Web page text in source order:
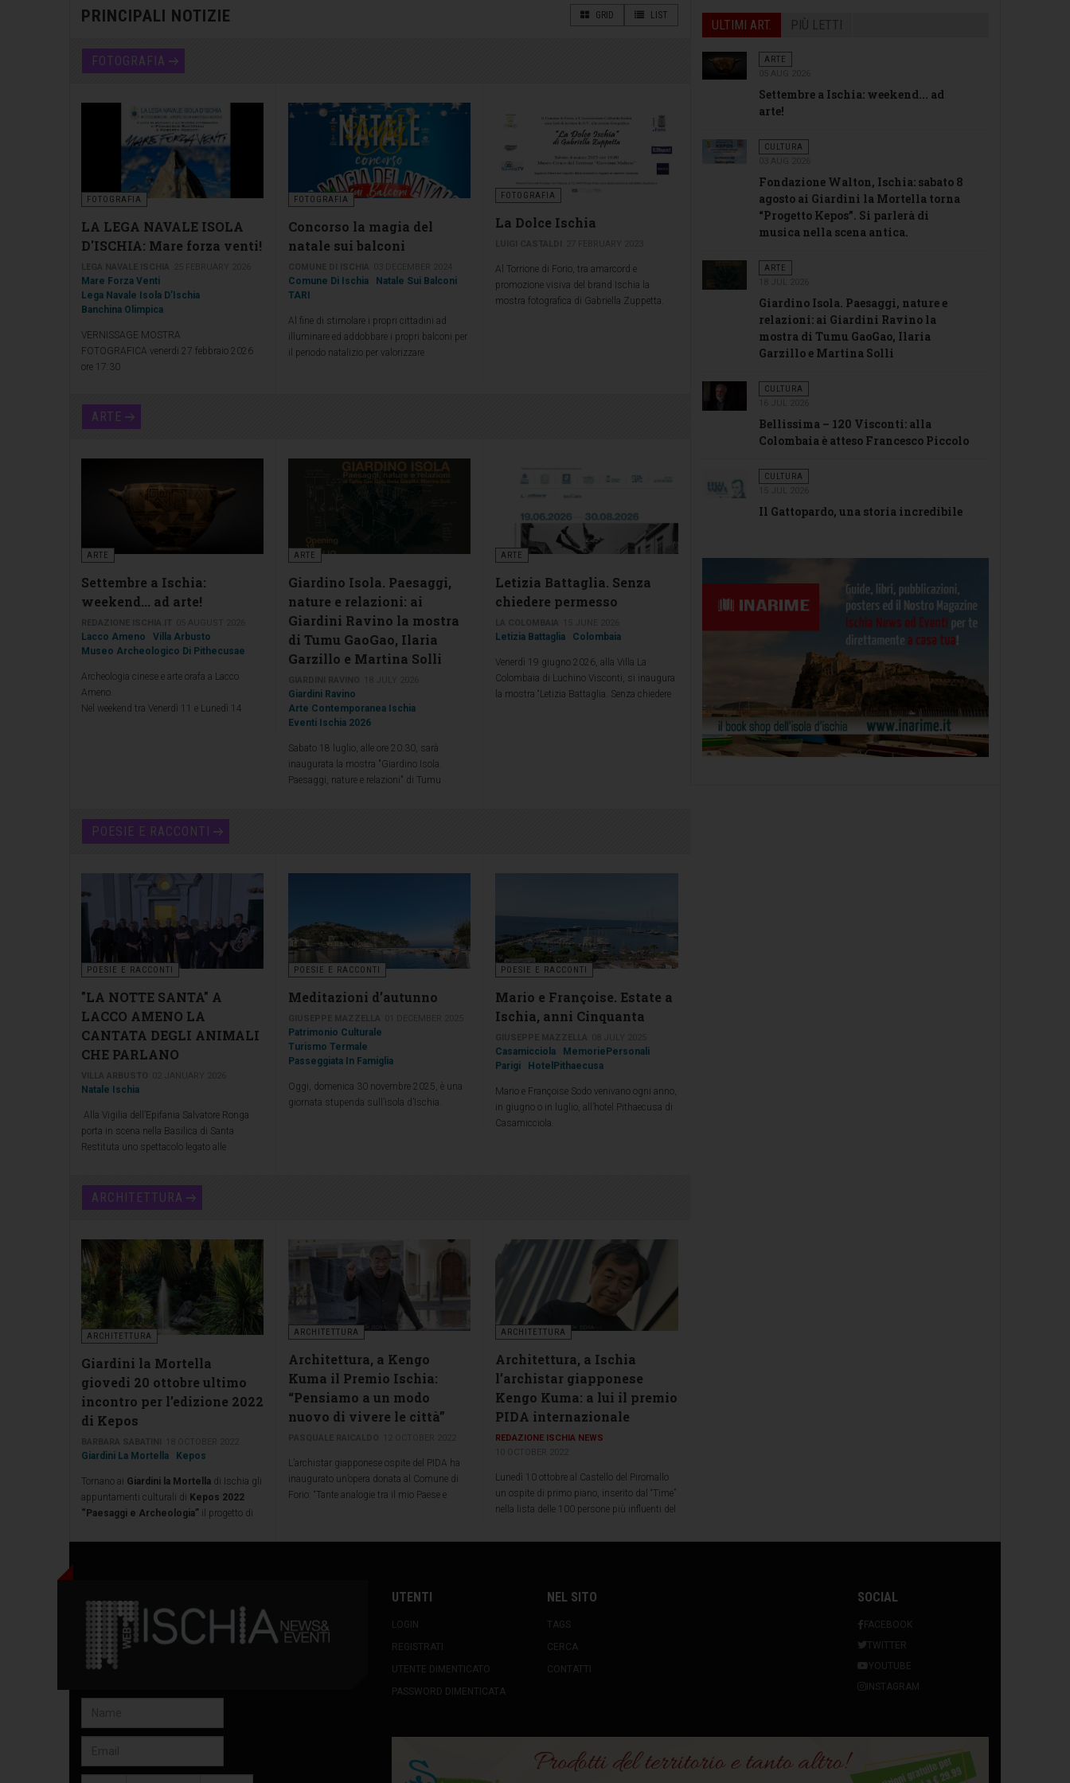
PRINCIPALI NOTIZIE GRID LIST
FOTOGRAFIA
FOTOGRAFIA
LA LEGA NAVALE ISOLA
D'ISCHIA: Mare forza venti!
Mare Forza Venti
Lega Navale Isola D’Ischia
Banchina Olimpica
VERNISSAGE MOSTRA
FOTOGRAFICA venerdi 27 febbraio 2026
ore 17:30
FOTOGRAFIA
Concorso la magia del
natale sui balconi
Comune Di Ischia
Natale Sui Balconi
TARI
Al fine di stimolare i propri cittadini ad
illuminare ed addobbare i propri balconi per
il periodo natalizio per valorizzare
saranno distinti nell’abbellire balconi,
finestre e davanzali, terrazzi e giardini
FOTOGRAFIA
La Dolce Ischia
Al Torrione di Forio, tra amarcord e
promozione visiva del brand Ischia la
mostra fotografica di Gabriella Zuppetta.
ARTE
ARTE
Settembre a Ischia:
weekend... ad arte!
Lacco Ameno
Villa Arbusto
Museo Archeologico Di Pithecusae
Archeologia cinese e arte orafa a Lacco
Ameno.
Nel weekend tra Venerdì 11 e Lunedì 14
giapponesi, avori e gioielli d’artista nel
primo appuntamento annuale con l'arte
ARTE
Giardino Isola. Paesaggi,
nature e relazioni: ai
Giardini Ravino la mostra
di Tumu GaoGao, Ilaria
Garzillo e Martina Solli
Giardini Ravino
Arte Contemporanea Ischia
Eventi Ischia 2026
Sabato 18 luglio, alle ore 20:30, sarà
inaugurata la mostra "Giardino Isola.
Paesaggi, nature e relazioni" di Tumu
ARTE
Letizia Battaglia. Senza
chiedere permesso
Letizia Battaglia Colombaia
Venerdì 19 giugno 2026, alla Villa La
Colombaia di Luchino Visconti, si inaugura
la mostra “Letizia Battaglia. Senza chiedere
POESIE E RACCONTI
POESIE E RACCONTI
"LA NOTTE SANTA" A
LACCO AMENO LA
CANTATA DEGLI ANIMALI
CHE PARLANO
Natale Ischia
Alla Vigilia dell’Epifania Salvatore Ronga
porta in scena nella Basilica di Santa
Restituta uno spettacolo legato alle
POESIE E RACCONTI
Meditazioni d’autunno
Patrimonio Culturale
Turismo Termale
Passeggiata In Famiglia
Oggi, domenica 30 novembre 2025, è una
giornata stupenda sull’isola d’Ischia.
POESIE E RACCONTI
Mario e Françoise. Estate a
Ischia, anni Cinquanta
Casamicciola
MemoriePersonali
Parigi
HotelPithaecusa
Mario e Françoise Sodo venivano ogni anno,
in giugno o in luglio, all’hotel Pithaecusa di
Casamicciola.
ARCHITETTURA
ARCHITETTURA
Giardini la Mortella
giovedi 20 ottobre ultimo
incontro per l’edizione 2022
di Kepos
Giardini La Mortella Kepos
Tornano ai Giardini la Mortella di Ischia gli
appuntamenti culturali di Kepos 2022
“Paesaggi e Archeologia” il progetto di
Walton per valorizzare il patrimonio
ARCHITETTURA
Architettura, a Kengo
Kuma il Premio Ischia:
“Pensiamo a un modo
nuovo di vivere le città”
L’archistar giapponese ospite del PIDA ha
inaugurato un’opera donata al Comune di
Forio: “Tante analogie tra il mio Paese e
ARCHITETTURA
Architettura, a Ischia
l’archistar giapponese
Kengo Kuma: a lui il premio
PIDA internazionale
REDAZIONE ISCHIA NEWS
Lunedì 10 ottobre al Castello del Piromallo
un ospite di primo piano, inserito dal “Time”
nella lista delle 100 persone più influenti del
un’edizione straordinaria”, spiega il
ULTIMI ART. PIÙ LETTI
ARTE
Settembre a Ischia: weekend... ad
arte!
CULTURA
Fondazione Walton, Ischia: sabato 8
agosto ai Giardini la Mortella torna
“Progetto Kepos”. Si parlerà di
musica nella scena antica.
ARTE
Giardino Isola. Paesaggi, nature e
relazioni: ai Giardini Ravino la
mostra di Tumu GaoGao, Ilaria
Garzillo e Martina Solli
CULTURA
Bellissima – 120 Visconti: alla
Colombaia è atteso Francesco Piccolo
CULTURA
Il Gattopardo, una storia incredibile
UTENTI
LOGIN
REGISTRATI
UTENTE DIMENTICATO
PASSWORD DIMENTICATA
NEL SITO
TAGS
CERCA
CONTATTI
SOCIAL
FACEBOOK
TWITTER
YOUTUBE
INSTAGRAM